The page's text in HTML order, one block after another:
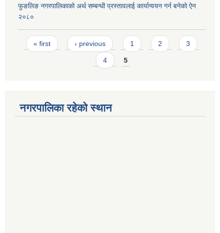
फुङलिङ नगरपालिकाको अर्थ सम्बन्धी प्रस्तावलाई कार्यान्वयन गर्न बनेको ऐन
२०८०
Pages
« first ‹ previous 1 2 3
4 5
नगरपालिका रहेको स्थान